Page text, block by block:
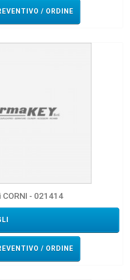
/ ORDINE
CORNI - 021414
/ ORDINE